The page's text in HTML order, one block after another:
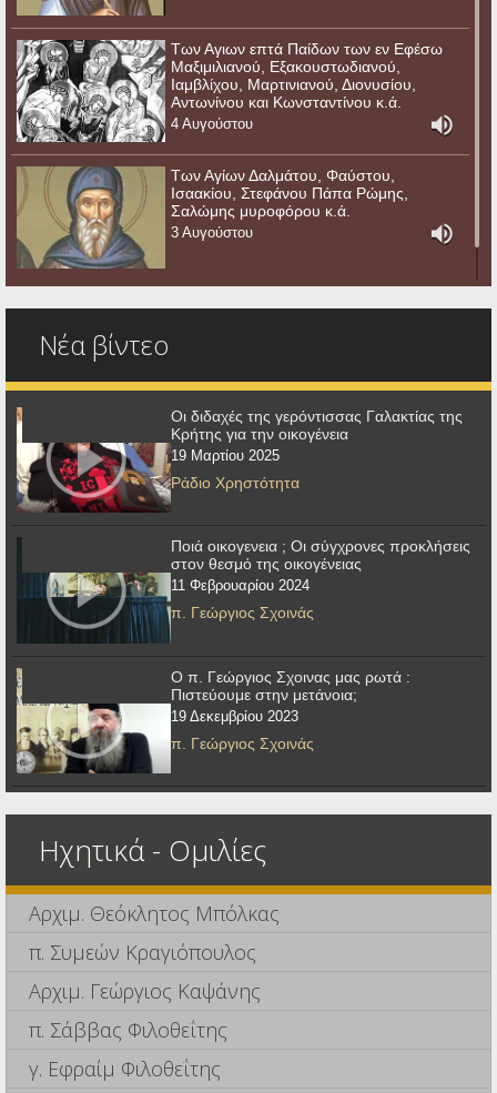
Των Αγιων επτά Παίδων των εν Εφέσω
Μαξιμιλιανού, Εξακουστωδιανού,
Ιαμβλίχου, Μαρτινιανού, Διονυσίου,
Αντωνίνου και Κωνσταντίνου κ.ά.
4 Αυγούστου
Των Αγίων Δαλμάτου, Φαύστου,
Ισαακίου, Στεφάνου Πάπα Ρώμης,
Σαλώμης μυροφόρου κ.ά.
3 Αυγούστου
Νέα βίντεο
Οι διδαχές της γερόντισσας Γαλακτίας της
Κρήτης για την οικογένεια
19 Μαρτίου 2025
Ράδιο Χρηστότητα
Ποιά οικογενεια ; Οι σύγχρονες προκλήσεις
στον θεσμό της οικογένειας
11 Φεβρουαρίου 2024
π. Γεώργιος Σχοινάς
Ο π. Γεώργιος Σχοινας μας ρωτά :
Πιστεύουμε στην μετάνοια;
19 Δεκεμβρίου 2023
π. Γεώργιος Σχοινάς
Ηχητικά - Ομιλίες
Αρχιμ. Θεόκλητος Μπόλκας
π. Συμεών Κραγιόπουλος
Αρχιμ. Γεώργιος Καψάνης
π. Σάββας Φιλοθεΐτης
γ. Εφραίμ Φιλοθεΐτης